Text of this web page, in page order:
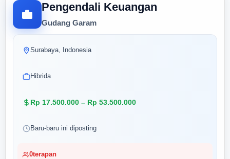
Pengendali Keuangan
Gudang Garam
Surabaya, Indonesia
Hibrida
Rp 17.500.000 – Rp 53.500.000
Baru-baru ini diposting
0terapan